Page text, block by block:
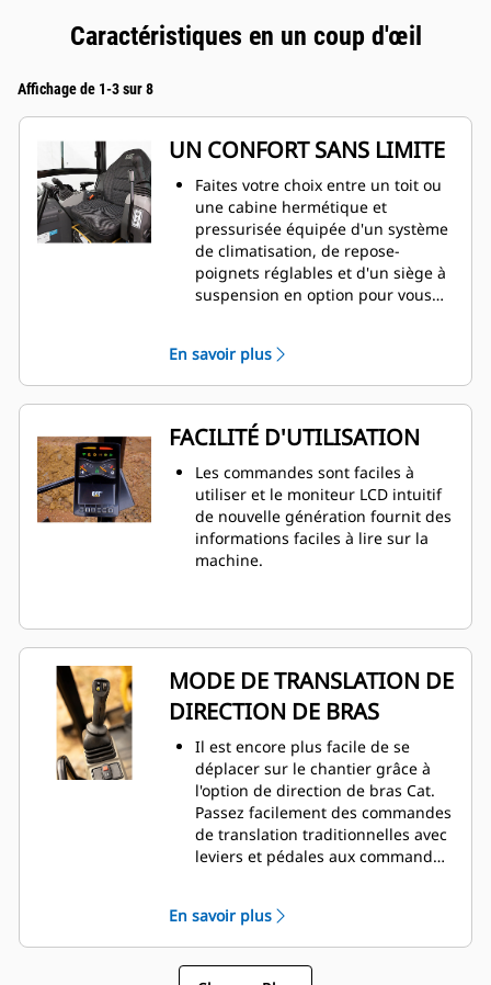
Caractéristiques en un coup d'œil
Affichage de 1-3 sur 8
UN CONFORT SANS LIMITE
Faites votre choix entre un toit ou
une cabine hermétique et
pressurisée équipée d'un système
de climatisation, de repose-
poignets réglables et d'un siège à
suspension en option pour vous
En savoir plus
FACILITÉ D'UTILISATION
Les commandes sont faciles à
utiliser et le moniteur LCD intuitif
de nouvelle génération fournit des
informations faciles à lire sur la
machine.
MODE DE TRANSLATION DE
DIRECTION DE BRAS
Il est encore plus facile de se
déplacer sur le chantier grâce à
l'option de direction de bras Cat.
Passez facilement des commandes
de translation traditionnelles avec
leviers et pédales aux commandes
efforts moindres et une meilleure
maîtrise sont à portée de main!
En savoir plus